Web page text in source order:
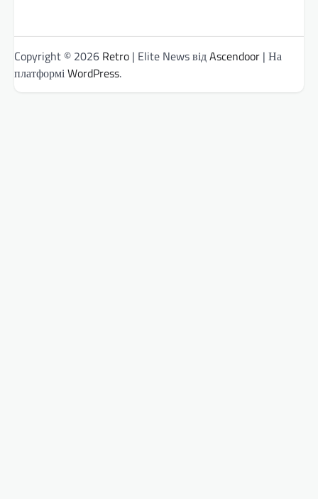
Copyright © 2026 Retro | Elite News відAscendoor | На
платформіWordPress.